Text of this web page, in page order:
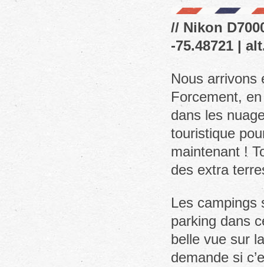
// Nikon
-75.48721 |
Nous arrivons
Forcement,
dans les
touristique
maintenant !
des extra
Les campings
parking dans
belle vue sur
demande si